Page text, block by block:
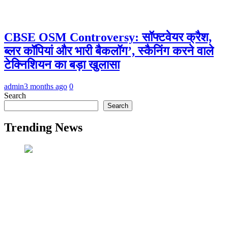
CBSE OSM Controversy: सॉफ्टवेयर क्रैश,
ब्लर कॉपियां और भारी बैकलॉग’, स्कैनिंग करने वाले
टेक्निशियन का बड़ा खुलासा
admin3 months ago 0
Search
Search
Trending News